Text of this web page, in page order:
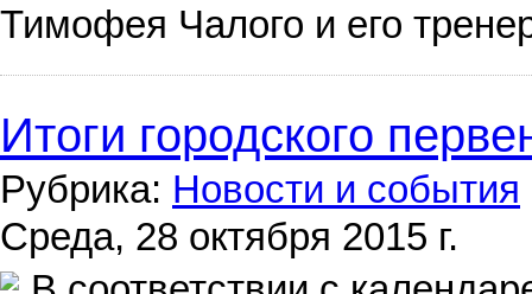
Тимофея Чалого и его
Итоги городского
Рубрика: Новости и события
Среда, 28 октября 2015 г.